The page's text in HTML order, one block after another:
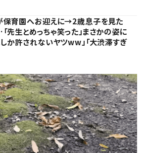
保育園へお迎えに→2歳息子を見た
先生とめっちゃ笑った」まさかの姿に
しか許されないヤツww」「大渋滞すぎ